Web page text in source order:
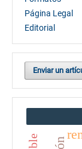
Página Legal
Editorial
Enviar un